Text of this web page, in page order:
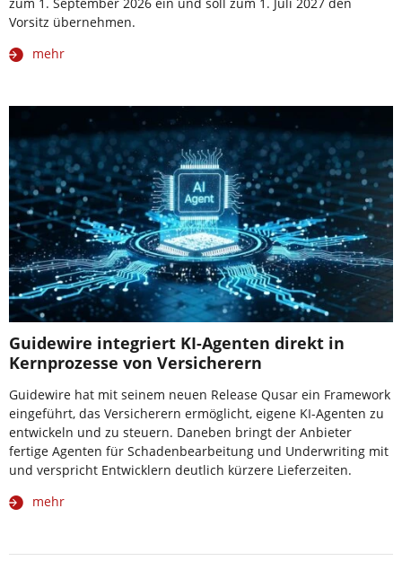
Vorsitz übernehmen.
mehr
Guidewire integriert KI-Agenten direkt in
Kernprozesse von Versicherern
Guidewire hat mit seinem neuen Release Qusar ein Framework
eingeführt, das Versicherern ermöglicht, eigene KI-Agenten zu
entwickeln und zu steuern. Daneben bringt der Anbieter
fertige Agenten für Schadenbearbeitung und Underwriting mit
und verspricht Entwicklern deutlich kürzere Lieferzeiten.
mehr